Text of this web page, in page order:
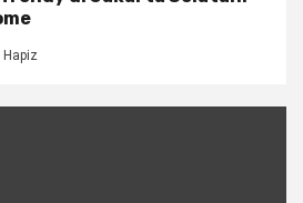
Hapiz